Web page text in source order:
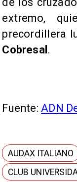
extremo,
precordillera
Cobresal .
Fuente:ADN
AUDAX ITALIANO
CLUB